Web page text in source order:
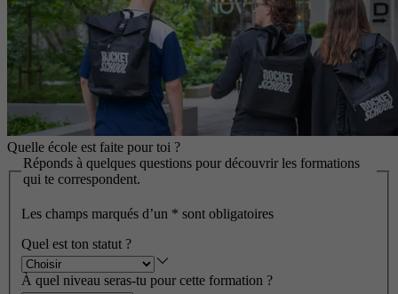
Quelle école est faite pour toi ?
Réponds à quelques questions pour découvrir les formations
qui te correspondent.
Les champs marqués d’un * sont obligatoires
Quel est ton statut ?
À quel niveau seras-tu pour cette formation ?